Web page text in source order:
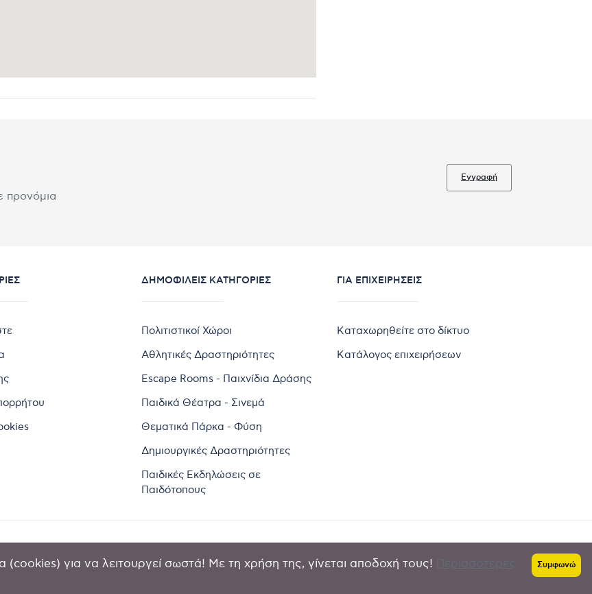
προνόμια
Εγγραφή
ΔΗΜΟΦΙΛΕΊΣ ΚΑΤΗΓΟΡΊΕΣ
Πολιτιστικοί Χώροι
Αθλητικές Δραστηριότητες
Escape Rooms - Παιχνίδια Δράσης
Παιδικά Θέατρα - Σινεμά
Θεματικά Πάρκα - Φύση
Δημιουργικές Δραστηριότητες
Παιδικές Εκδηλώσεις σε
Παιδότοπους
ΓΙΑ ΕΠΙΧΕΙΡΉΣΕΙΣ
Καταχωρηθείτε στο δίκτυο
Κατάλογος επιχειρήσεων
Goldensites Πολιτική απορρήτου-
για να λειτουργεί σωστά! Με τη χρήση της, γίνεται αποδοχή τους! Συμφωνώ